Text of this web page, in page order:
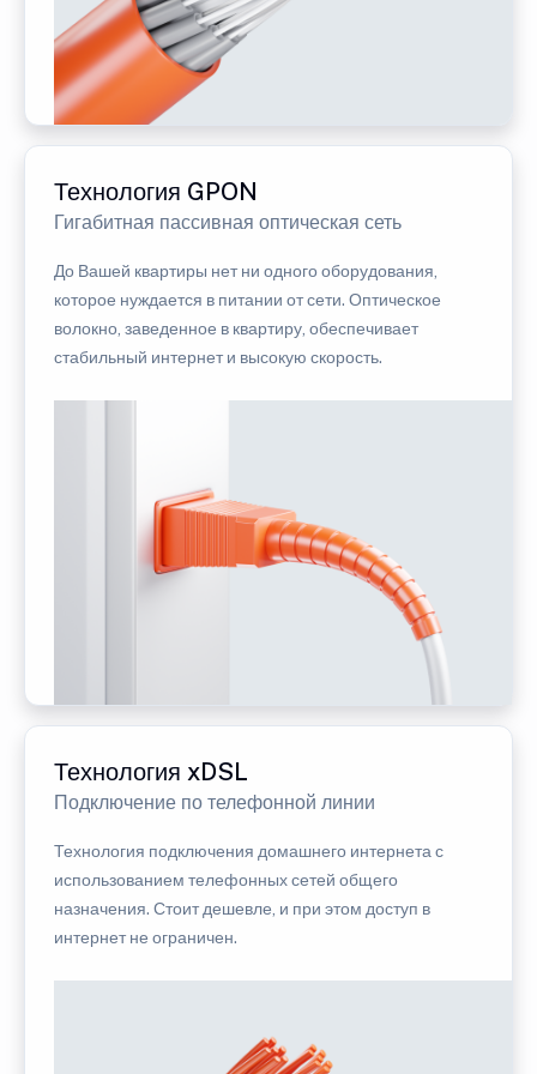
Технология GPON
Гигабитная пассивная оптическая сеть
До Вашей квартиры нет ни одного оборудования,
которое нуждается в питании от сети. Оптическое
волокно, заведенное в квартиру, обеспечивает
стабильный интернет и высокую скорость.
Технология xDSL
Подключение по телефонной линии
Технология подключения домашнего интернета с
использованием телефонных сетей общего
назначения. Стоит дешевле, и при этом доступ в
интернет не ограничен.